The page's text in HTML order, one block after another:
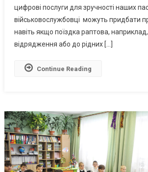
цифрові послуги для зручності наших
військовослужбовці можуть придбати
навіть якщо поїздка раптова,
відрядження або до рідних […]
Continue Reading